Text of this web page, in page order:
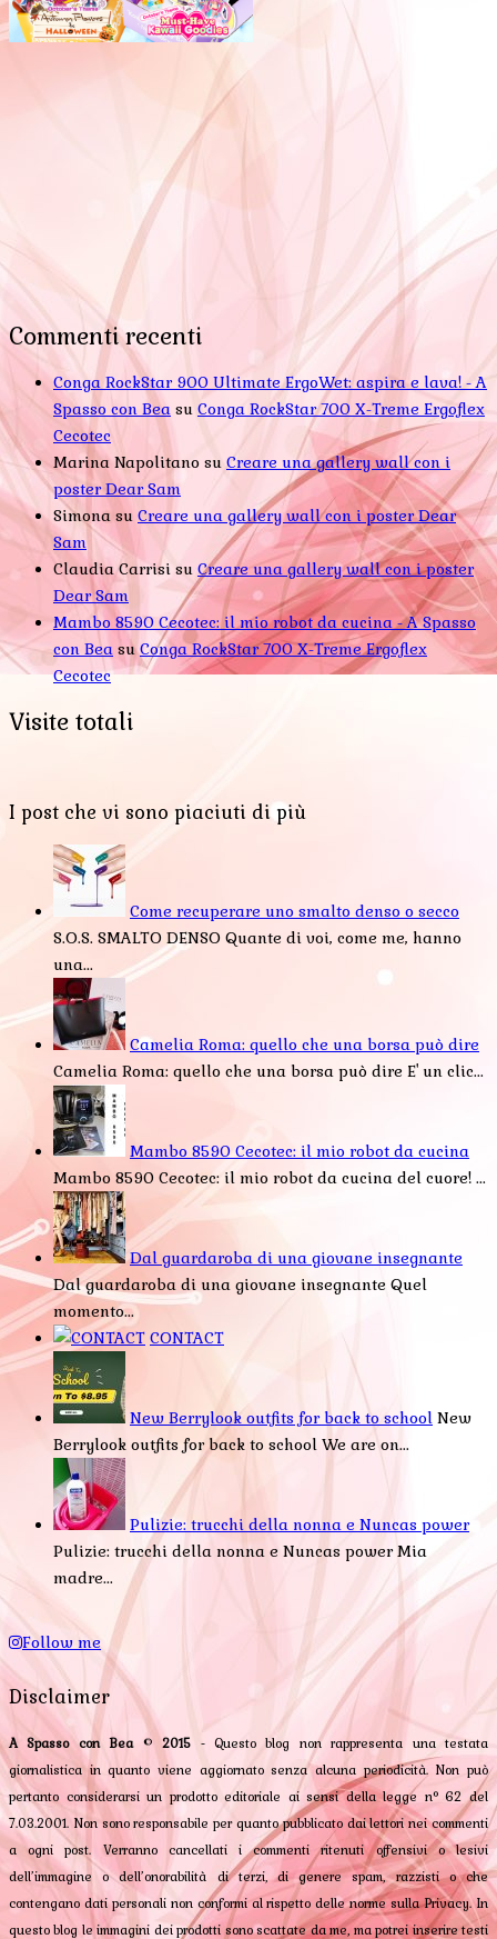
Commenti recenti
Conga RockStar 900 Ultimate ErgoWet: aspira e lava! - A
Spasso con Bea su Conga RockStar 700 X-Treme Ergoflex
Cecotec
Marina Napolitano su Creare una gallery wall con i
poster Dear Sam
Simona su Creare una gallery wall con i poster Dear
Sam
Claudia Carrisi su Creare una gallery wall con i poster
Dear Sam
Mambo 8590 Cecotec: il mio robot da cucina - A Spasso
con Bea suConga RockStar 700 X-Treme Ergoflex
Cecotec
Visite totali
I post che vi sono piaciuti di più
Come recuperare uno smalto denso o secco
S.O.S. SMALTO DENSO Quante di voi, come me, hanno
una...
Camelia Roma: quello che una borsa può dire
Camelia Roma: quello che una borsa può dire E' un clic...
Mambo 8590 Cecotec: il mio robot da cucina
Mambo 8590 Cecotec: il mio robot da cucina del cuore! ...
Dal guardaroba di una giovane insegnante
Dal guardaroba di una giovane insegnante Quel
momento...
CONTACT
New Berrylook outfits for back to school New
Berrylook outfits for back to school We are on...
Pulizie: trucchi della nonna e Nuncas power
Pulizie: trucchi della nonna e Nuncas power Mia
madre...
Follow me
Disclaimer
A Spasso con Bea©2015 - Questo blog non rappresenta una testata
giornalistica in quanto viene aggiornato senza alcuna periodicità. Non può
pertanto considerarsi un prodotto editoriale ai sensi della legge n° 62 del
7.03.2001. Non sono responsabile per quanto pubblicato dai lettori nei commenti
a ogni post. Verranno cancellati i commenti ritenuti offensivi o lesivi
dell’immagine o dell’onorabilità di terzi, di genere spam, razzisti o che
contengano dati personali non conformi al rispetto delle norme sulla Privacy. In
questo blog le immagini dei prodotti sono scattate da me, ma potrei inserire testi